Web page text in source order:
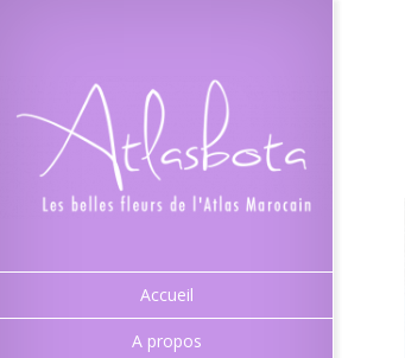
Accueil
A propos